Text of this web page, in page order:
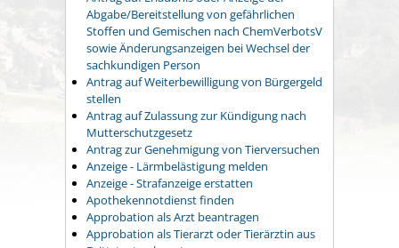
Abgabe/Bereitstellung von gefährlichen
Stoffen und Gemischen nach ChemVerbotsV
sowie Änderungsanzeigen bei Wechsel der
sachkundigen Person
Antrag auf Weiterbewilligung von Bürgergeld
stellen
Antrag auf Zulassung zur Kündigung nach
Mutterschutzgesetz
Antrag zur Genehmigung von Tierversuchen
Anzeige - Lärmbelästigung melden
Anzeige - Strafanzeige erstatten
Apothekennotdienst finden
Approbation als Arzt beantragen
Approbation als Tierarzt oder Tierärztin aus